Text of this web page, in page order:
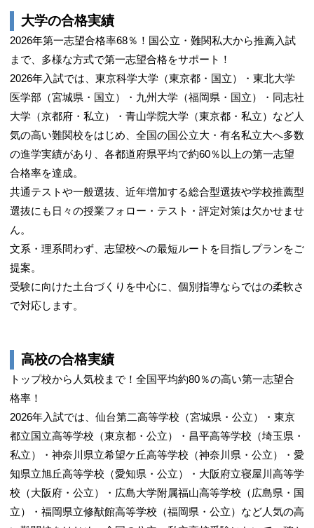
大学の合格実績
2026年第一志望合格率68％！国公立・難関私大から推薦入試
まで、多様な方式で第一志望合格をサポート！
2026年入試では、東京科学大学（東京都・国立）・東北大学
医学部（宮城県・国立）・九州大学（福岡県・国立）・同志社
大学（京都府・私立）・青山学院大学（東京都・私立）など人
気の高い難関校をはじめ、全国の国公立大・有名私立大へ多数
の進学実績があり、各都道府県平均で約60％以上の第一志望
合格率を達成。
共通テストや一般選抜、近年増加する総合型選抜や学校推薦型
選抜にも日々の授業フォロー・テスト・評定対策は欠かせませ
ん。
文系・理系問わず、志望校への最短ルートを目指しプランをご
提案。
受験に向けた土台づくりを中心に、個別指導ならではの柔軟さ
で対応します。
高校の合格実績
トップ校から人気校まで！全国平均約80％の高い第一志望合
格率！
2026年入試では、仙台第二高等学校（宮城県・公立）・東京
都立国立高等学校（東京都・公立）・昌平高等学校（埼玉県・
私立）・神奈川県立希望ケ丘高等学校（神奈川県・公立）・愛
知県立旭丘高等学校（愛知県・公立）・大阪府立寝屋川高等学
校（大阪府・公立）・広島大学附属福山高等学校（広島県・国
立）・福岡県立修猷館高等学校（福岡県・公立）など人気の高